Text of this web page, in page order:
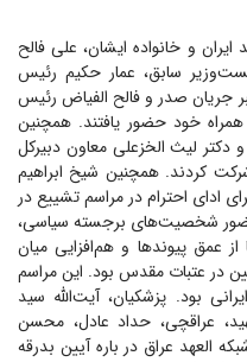
و خانواده ایشان، علی فالح
سابق، عمار حکیم رئیس
جریان صدر و فالح الفیاض رئیس
خود حضور یافتند. همچنین
لیث الخزعلی معاون دبیرکل
کردند. همچنین شیخ ابراهیم
ادای احترام در مراسم تشییع در
شخصیت‌های برجسته سیاسی،
عمق پیوند‌ها و هم‌افزایی میان
در عتبات مقدس بود. این مراسم
بود. پزشکیان، آیت‌الله سید
عراقچی، حداد عادل، محسن
العهد عراق در باره آیین بدرقه